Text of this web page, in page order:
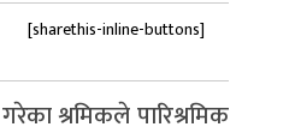
[sharethis-inline-buttons]
श्रमिकले पारिश्रमिक